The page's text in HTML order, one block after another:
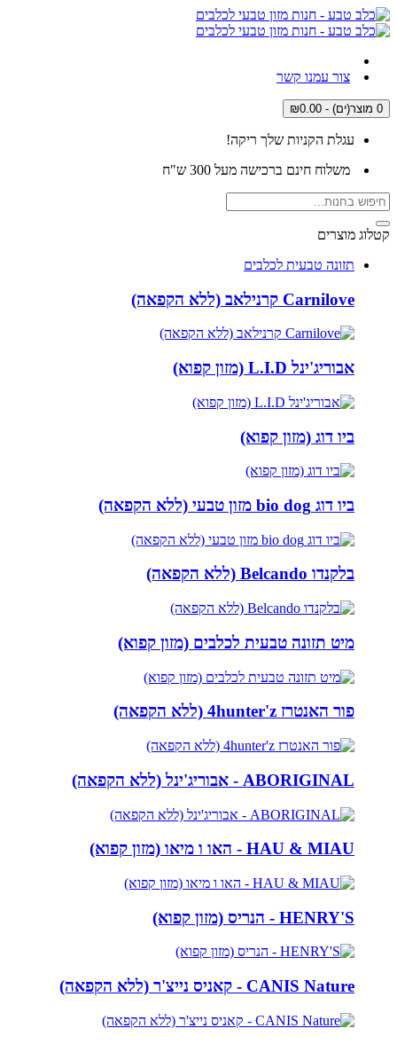
צור עמנו קשר
0 מוצר(ים) - ₪0.00
עגלת הקניות שלך ריקה!
משלוח חינם ברכישה מעל 300 ש"ח
קטלוג מוצרים
תזונה טבעית לכלבים
Carnilove קרנילאב (ללא הקפאה)
אבוריג'ינל L.I.D (מזון קפוא)
ביו דוג (מזון קפוא)
ביו דוג bio dog מזון טבעי (ללא הקפאה)
בלקנדו Belcando (ללא הקפאה)
מיט תזונה טבעית לכלבים (מזון קפוא)
פור האנטרז 4hunter'z (ללא הקפאה)
ABORIGINAL - אבוריג'ינל (ללא הקפאה)
HAU & MIAU - האו ו מיאו (מזון קפוא)
HENRY'S - הנריס (מזון קפוא)
CANIS Nature - קאניס נייצ'ר (ללא הקפאה)